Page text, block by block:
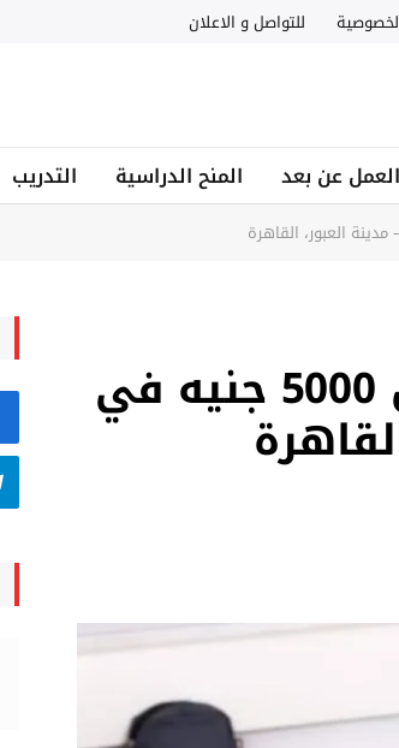
للتواصل و الاعلان
العمل عن بعد المنح الدراسية التدريب
وظيفة استقبال براتب يبدأ من 5000 جنيه في